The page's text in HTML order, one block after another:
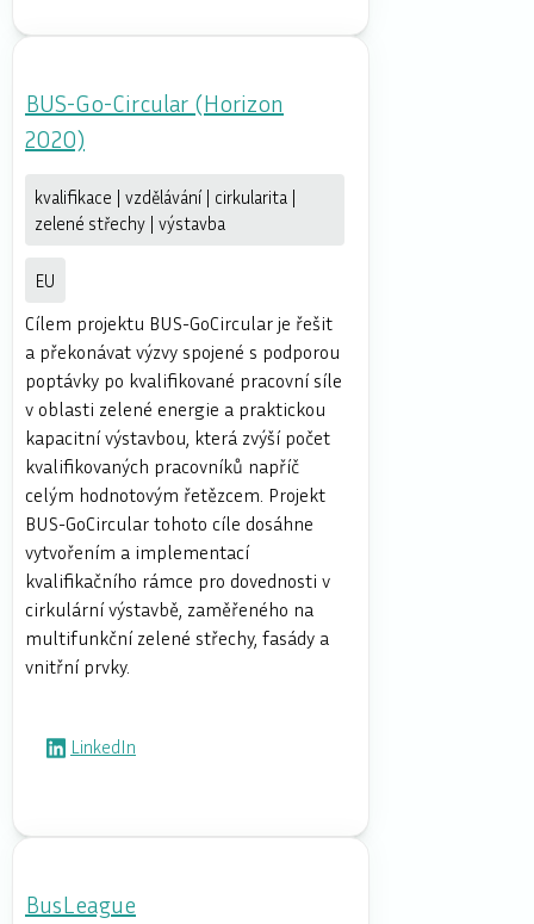
BUS-Go-Circular (Horizon
2020)
kvalifikace | vzdělávání | cirkularita |
zelené střechy | výstavba
EU
Cílem projektu BUS-GoCircular je řešit
a překonávat výzvy spojené s podporou
poptávky po kvalifikované pracovní síle
v oblasti zelené energie a praktickou
kapacitní výstavbou, která zvýší počet
kvalifikovaných pracovníků napříč
celým hodnotovým řetězcem. Projekt
BUS-GoCircular tohoto cíle dosáhne
vytvořením a implementací
kvalifikačního rámce pro dovednosti v
cirkulární výstavbě, zaměřeného na
multifunkční zelené střechy, fasády a
vnitřní prvky.
LinkedIn
BusLeague